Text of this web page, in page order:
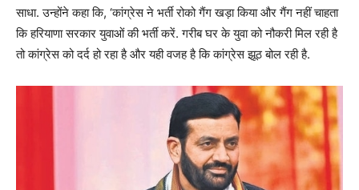
साधा. उन्होंने कहा कि, ‘कांग्रेस ने भर्ती रोको गैंग खड़ा किया और गैंग नहीं चाहता
कि हरियाणा सरकार युवाओं की भर्ती करें. गरीब घर के युवा को नौकरी मिल रही है
तो कांग्रेस को दर्द हो रहा है और यही वजह है कि कांग्रेस झूठ बोल रही है.